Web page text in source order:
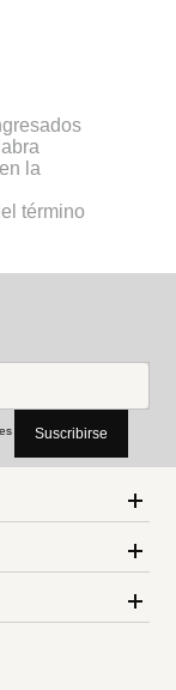
la
término
Suscribirse